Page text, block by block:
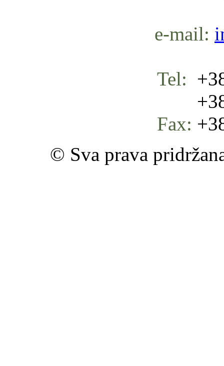
e-mail:
Tel:
+387
Fax:
© Sva prava